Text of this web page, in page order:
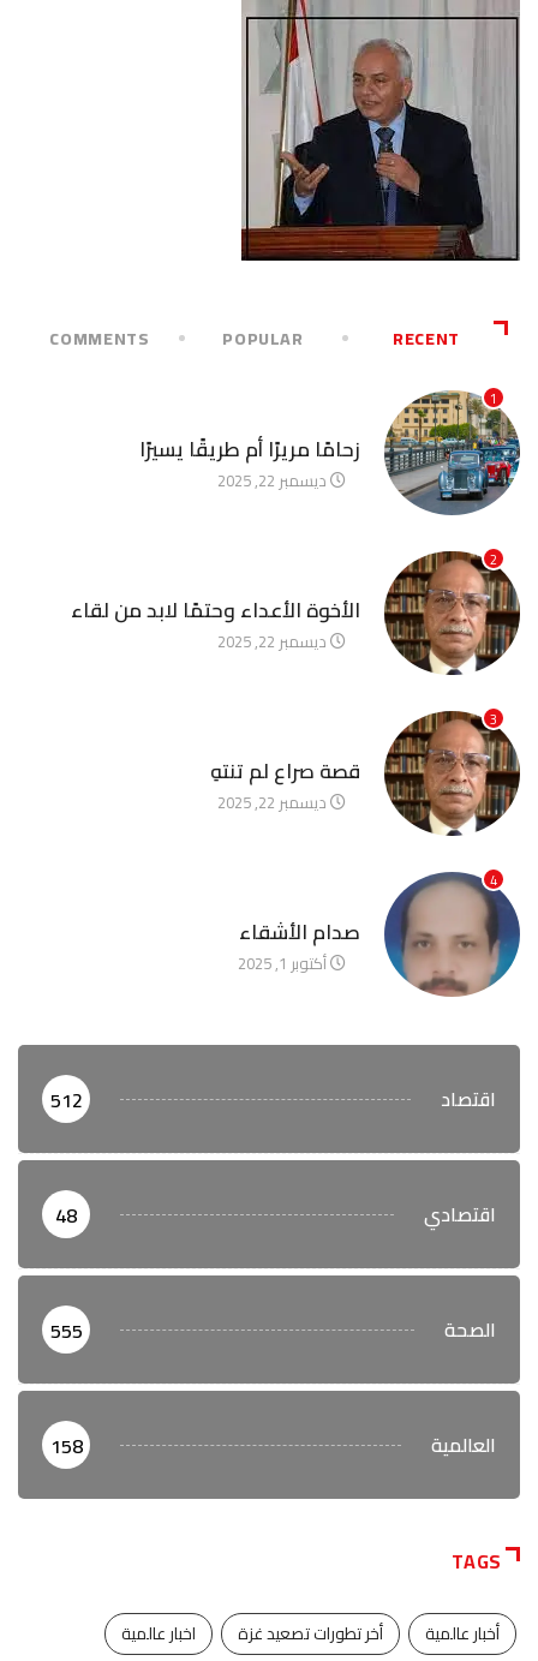
RECENT
POPULAR
COMMENTS
1
زحامًا مريرًا أم طريقًا يسيرًا
ديسمبر 22, 2025
2
الأخوة الأعداء وحتمًا لابد من لقاء
ديسمبر 22, 2025
3
قصة صراع لم تنتهِ
ديسمبر 22, 2025
4
صدام الأشقاء
أكتوبر 1, 2025
اقتصاد 512
اقتصادي 48
الصحة 555
العالمية 158
TAGS
أخبار عالمية أخر تطورات تصعيد غزة
اخبار عالمية